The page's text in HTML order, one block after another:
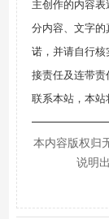
主创作的内容
分内容、文字
诺，并请自行
接责任及连带
联系本站，本站
本内容版权归
说明